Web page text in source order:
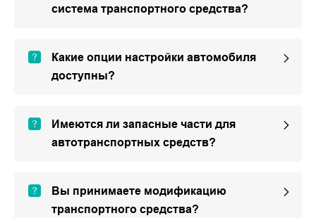
система транспортного средства?
Какие опции настройки автомобиля
доступны?
Имеются ли запасные части для
автотранспортных средств?
Вы принимаете модификацию
транспортного средства?